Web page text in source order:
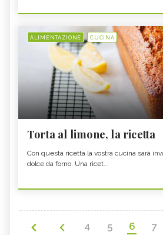
ALIMENTAZIONE CUCINA
Torta al limone, la ricetta
Con questa ricetta la vostra cucina sarà
dolce da forno. Una ricet...
4 5 6 7